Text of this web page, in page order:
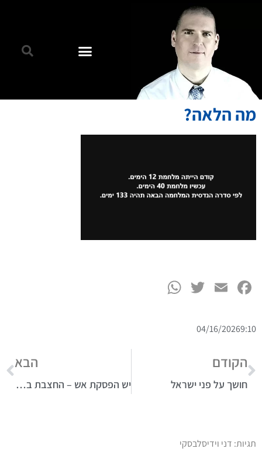
מה הלאה?
Facebook
Email
Twitter
9:10
04/16/2026
הקודם
חושך על פני ישראל
הבא
יש הפסקת אש – החצבת בתקיפה
תגיות: דני וידיסלבסקי